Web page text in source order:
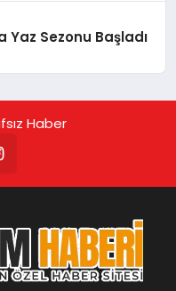
Yaz Sezonu Başladı
Haber